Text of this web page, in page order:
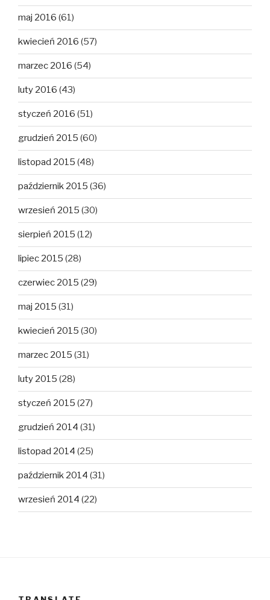
maj 2016 (61)
kwiecień 2016 (57)
marzec 2016 (54)
luty 2016 (43)
styczeń 2016 (51)
grudzień 2015 (60)
listopad 2015 (48)
październik 2015 (36)
wrzesień 2015 (30)
sierpień 2015 (12)
lipiec 2015 (28)
czerwiec 2015 (29)
maj 2015 (31)
kwiecień 2015 (30)
marzec 2015 (31)
luty 2015 (28)
styczeń 2015 (27)
grudzień 2014 (31)
listopad 2014 (25)
październik 2014 (31)
wrzesień 2014 (22)